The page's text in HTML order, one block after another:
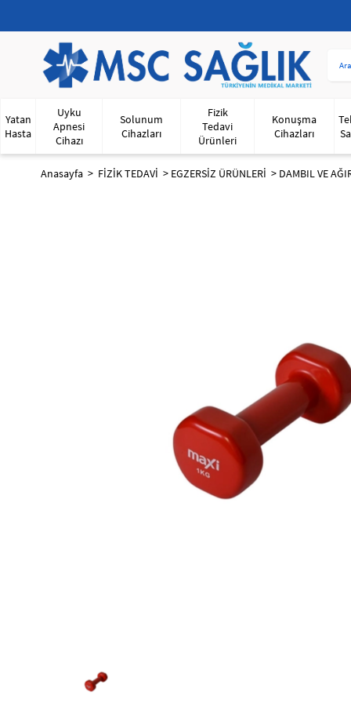
Yatan
Hasta
Uyku
Apnesi
Cihazı
Solunum
Cihazları
Fizik
Tedavi
Ürünleri
Konuşma
Cihazları
Anasayfa FİZİK TEDAVİ EGZERSİZ ÜRÜNLERİ DAMBIL VE